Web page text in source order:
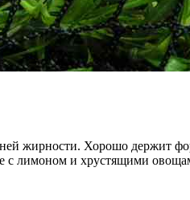
жирности. Хорошо держит
лимоном и хрустящими